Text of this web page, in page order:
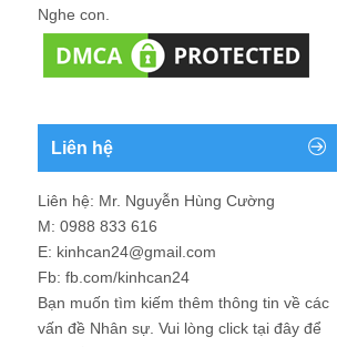
Nghe con.
Liên hệ
Liên hệ: Mr. Nguyễn Hùng Cường
M: 0988 833 616
E: kinhcan24@gmail.com
Fb: fb.com/kinhcan24
Bạn muốn tìm kiếm thêm thông tin về các
vấn đề Nhân sự. Vui lòng click tại đây để